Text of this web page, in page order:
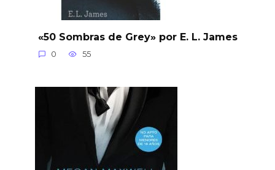
«50 Sombras de Grey» por E. L. James
0 55